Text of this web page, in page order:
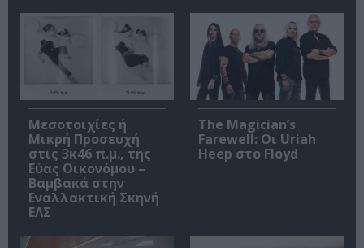
Μεσοτοιχίες ή
Μικρή Προσευχή
στις 3κ46 π.μ., της
Εύας Οικονόμου –
Βαμβακά στην
Εναλλακτική Σκηνή
ΕΛΣ
The Magician’s
Farewell: Οι Uriah
Heep στο Floyd